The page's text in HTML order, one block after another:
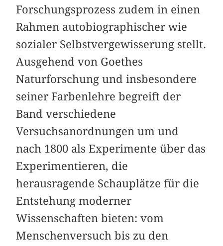
Forschungsprozess zudem in einen
Rahmen autobiographischer wie
sozialer Selbstvergewisserung stellt.
Ausgehend von Goethes
Naturforschung und insbesondere
seiner Farbenlehre begreift der
Band verschiedene
Versuchsanordnungen um und
nach 1800 als Experimente über das
Experimentieren, die
herausragende Schauplätze für die
Entstehung moderner
Wissenschaften bieten: vom
Menschenversuch bis zu den